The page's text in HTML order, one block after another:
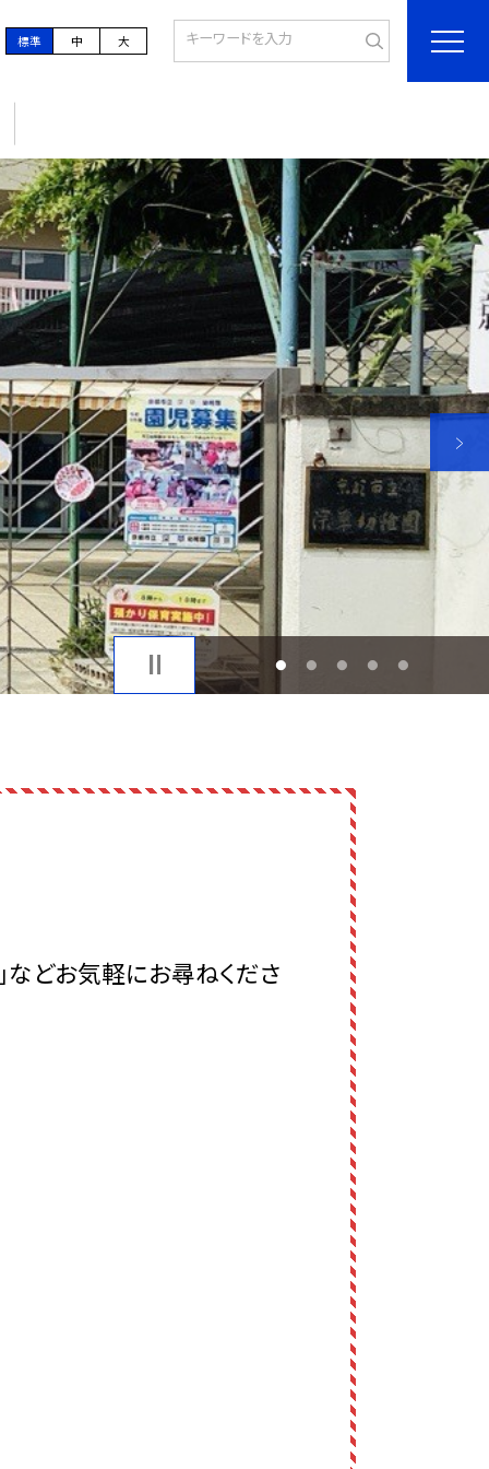
標準 中 大
1 2 3 4 5
などお気軽にお尋ねくださ